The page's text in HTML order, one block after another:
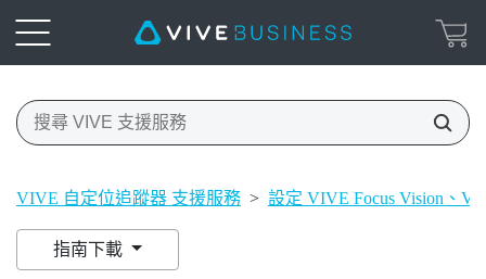
VIVE 自定位追蹤器 支援服務 > 設定 VIVE Focus Vision、
指南下載